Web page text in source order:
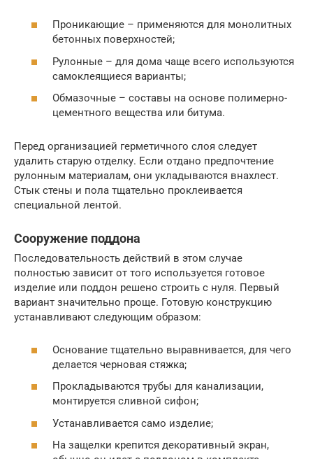
Проникающие – применяются для монолитных
бетонных поверхностей;
Рулонные – для дома чаще всего используются
самоклеящиеся варианты;
Обмазочные – составы на основе полимерно-
цементного вещества или битума.
Перед организацией герметичного слоя следует
удалить старую отделку. Если отдано предпочтение
рулонным материалам, они укладываются внахлест.
Стык стены и пола тщательно проклеивается
специальной лентой.
Сооружение поддона
Последовательность действий в этом случае
полностью зависит от того используется готовое
изделие или поддон решено строить с нуля. Первый
вариант значительно проще. Готовую конструкцию
устанавливают следующим образом:
Основание тщательно выравнивается, для чего
делается черновая стяжка;
Прокладываются трубы для канализации,
монтируется сливной сифон;
Устанавливается само изделие;
На защелки крепится декоративный экран,